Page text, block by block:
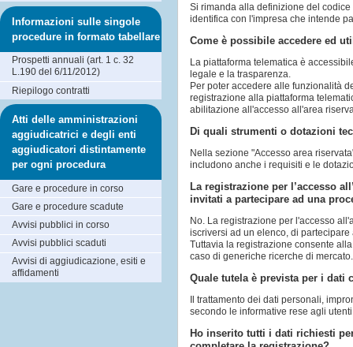
Si rimanda alla definizione del
identifica con l'impresa che intende
Come è possibile accedere ed
La piattaforma telematica è
legale e la trasparenza.
Per poter accedere alle funzionalità
registrazione alla piattaforma
abilitazione all'accesso all'area
Di quali strumenti o dotazioni
Nella sezione "Accesso area
includono anche i requisiti e le
La registrazione per l’accesso
invitati a partecipare ad una
No. La registrazione per l'accesso
iscriversi ad un elenco, di
Tuttavia la registrazione consente
caso di generiche ricerche di mercato.
Quale tutela è prevista per i dati
Il trattamento dei dati personali,
secondo le informative rese agli
Ho inserito tutti i dati richiesti
Informazioni sulle singole
procedure in formato tabellare
Prospetti annuali (art. 1 c. 32
L.190 del 6/11/2012)
Riepilogo contratti
Atti delle amministrazioni
aggiudicatrici e degli enti
aggiudicatori distintamente
per ogni procedura
Gare e procedure in corso
Gare e procedure scadute
Avvisi pubblici in corso
Avvisi pubblici scaduti
Avvisi di aggiudicazione, esiti e
affidamenti